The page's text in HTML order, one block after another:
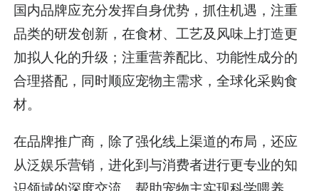
国内品牌应充分发挥自身优势，抓住机遇，注重
品类的研发创新，在食材、工艺及风味上打造更
加拟人化的升级；注重营养配比、功能性成分的
合理搭配，同时顺应宠物主需求，全球化采购食
材。
在品牌推广商，除了强化线上渠道的布局，还应
从泛娱乐营销，进化到与消费者进行更专业的知